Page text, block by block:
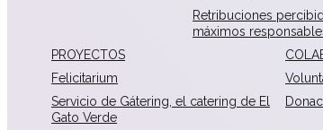
Retribuciones
máximos
PROYECTOS
Felicitarium
Servicio de Gátering, el catering de El
Gato Verde